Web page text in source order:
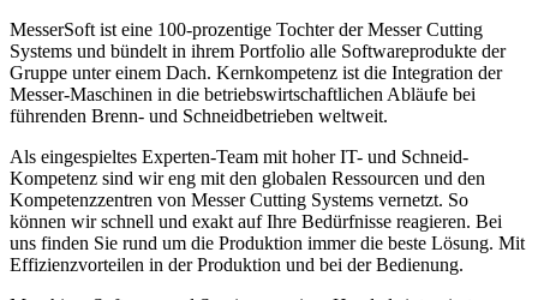
MesserSoft ist eine 100-prozentige Tochter der Messer Cutting
Systems und bündelt in ihrem Portfolio alle Softwareprodukte der
Gruppe unter einem Dach. Kernkompetenz ist die Integration der
Messer-Maschinen in die betriebswirtschaftlichen Abläufe bei
führenden Brenn- und Schneidbetrieben weltweit.
Als eingespieltes Experten-Team mit hoher IT- und Schneid-
Kompetenz sind wir eng mit den globalen Ressourcen und den
Kompetenzzentren von Messer Cutting Systems vernetzt. So
können wir schnell und exakt auf Ihre Bedürfnisse reagieren. Bei
uns finden Sie rund um die Produktion immer die beste Lösung. Mit
Effizienzvorteilen in der Produktion und bei der Bedienung.